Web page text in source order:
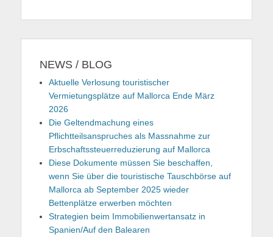
NEWS / BLOG
Aktuelle Verlosung touristischer
Vermietungsplätze auf Mallorca Ende März
2026
Die Geltendmachung eines
Pflichtteilsanspruches als Massnahme zur
Erbschaftssteuerreduzierung auf Mallorca
Diese Dokumente müssen Sie beschaffen,
wenn Sie über die touristische Tauschbörse auf
Mallorca ab September 2025 wieder
Bettenplätze erwerben möchten
Strategien beim Immobilienwertansatz in
Spanien/Auf den Balearen